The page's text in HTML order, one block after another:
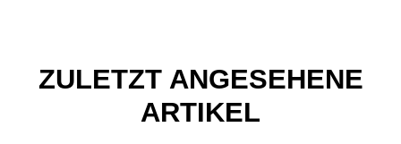
ZULETZT ANGESEHENE
ARTIKEL